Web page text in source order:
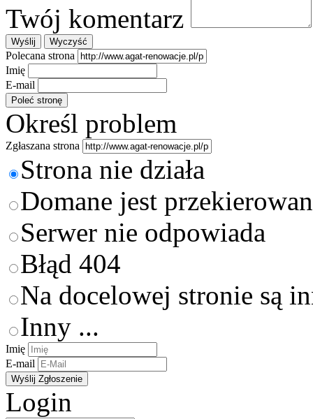
Twój komentarz
Polecana strona
Imię
E-mail
Określ problem
Zgłaszana strona
Strona nie działa
Domane jest
Serwer nie odpowiada
Błąd 404
Na docelowej stronie są
Inny ...
Imię
E-mail
Login